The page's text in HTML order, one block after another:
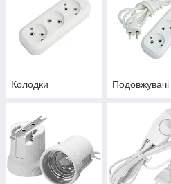
Колодки Подовжувачі